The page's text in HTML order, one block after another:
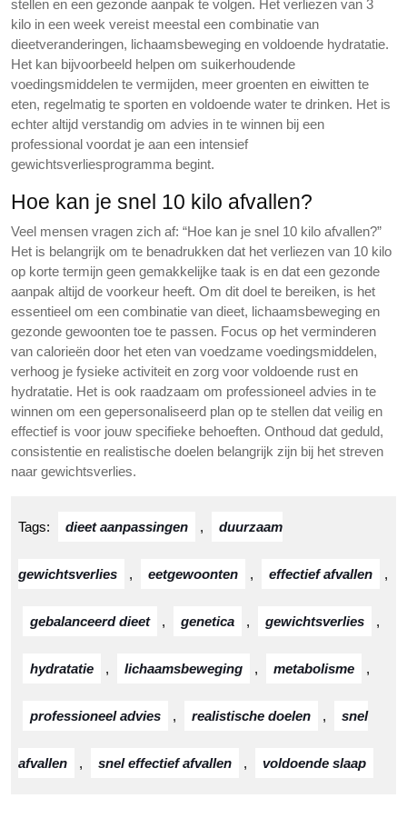
stellen en een gezonde aanpak te volgen. Het verliezen van 3
kilo in een week vereist meestal een combinatie van
dieetveranderingen, lichaamsbeweging en voldoende hydratatie.
Het kan bijvoorbeeld helpen om suikerhoudende
voedingsmiddelen te vermijden, meer groenten en eiwitten te
eten, regelmatig te sporten en voldoende water te drinken. Het is
echter altijd verstandig om advies in te winnen bij een
professional voordat je aan een intensief
gewichtsverliesprogramma begint.
Hoe kan je snel 10 kilo afvallen?
Veel mensen vragen zich af: “Hoe kan je snel 10 kilo afvallen?”
Het is belangrijk om te benadrukken dat het verliezen van 10 kilo
op korte termijn geen gemakkelijke taak is en dat een gezonde
aanpak altijd de voorkeur heeft. Om dit doel te bereiken, is het
essentieel om een combinatie van dieet, lichaamsbeweging en
gezonde gewoonten toe te passen. Focus op het verminderen
van calorieën door het eten van voedzame voedingsmiddelen,
verhoog je fysieke activiteit en zorg voor voldoende rust en
hydratatie. Het is ook raadzaam om professioneel advies in te
winnen om een gepersonaliseerd plan op te stellen dat veilig en
effectief is voor jouw specifieke behoeften. Onthoud dat geduld,
consistentie en realistische doelen belangrijk zijn bij het streven
naar gewichtsverlies.
Tags: dieet aanpassingen , duurzaam
gewichtsverlies , eetgewoonten , effectief afvallen ,
gebalanceerd dieet , genetica , gewichtsverlies ,
hydratatie , lichaamsbeweging , metabolisme ,
professioneel advies , realistische doelen , snel
afvallen , snel effectief afvallen , voldoende slaap